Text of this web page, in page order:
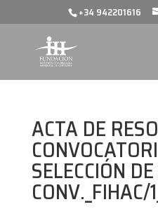
+34 942201616
ACTA DE
SELECCIÓN